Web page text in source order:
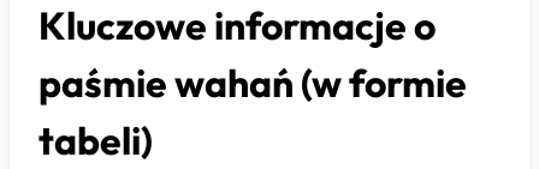
Kluczowe informacje o
paśmie wahań (w formie
tabeli)